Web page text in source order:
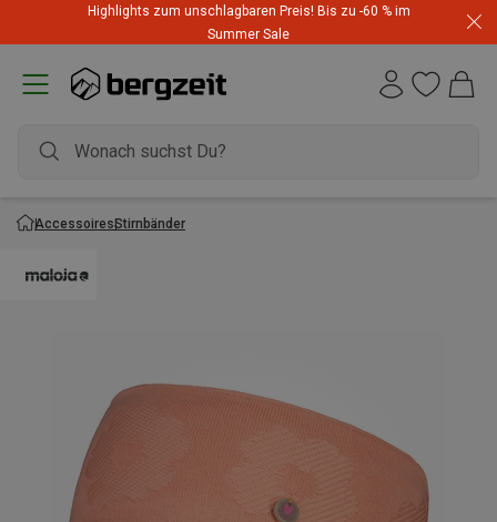
Highlights zum unschlagbaren Preis! Bis zu -60 % im
Summer Sale
AccessoiresStirnbänder